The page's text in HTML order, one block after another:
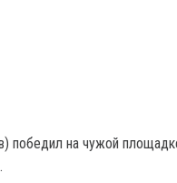
победил на чужой